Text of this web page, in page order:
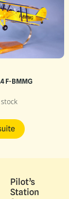
F-BMMG
Pilot’s
Station